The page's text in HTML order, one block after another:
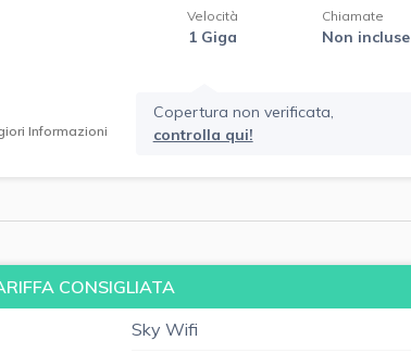
Informazioni
Velocità
1 Giga
Chiamate
Non incluse
Copertura non verificata,
controlla qui!
CONSIGLIATA
Sky Wifi